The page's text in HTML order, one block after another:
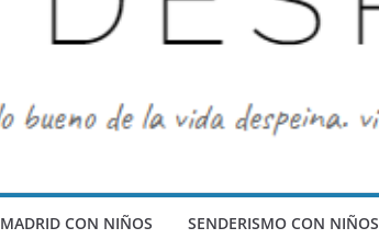
MADRID CON NIÑOS SENDERISMO CON NIÑOS